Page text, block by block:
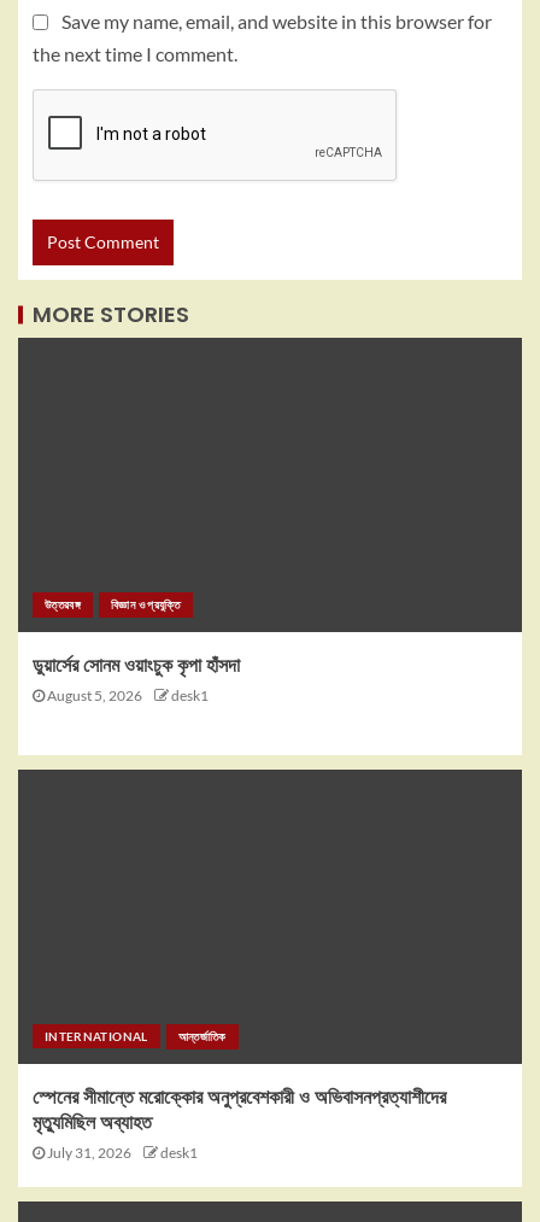
Save my name, email, and website in this browser for
the next time I comment.
MORE STORIES
উত্তরবঙ্গ বিজ্ঞান ও প্রযুক্তি
ডুয়ার্সের সোনম ওয়াংচুক কৃপা হাঁসদা
August 5, 2026 desk1
INTERNATIONAL আন্তর্জাতিক
স্পেনের সীমান্তে মরোক্কোর অনুপ্রবেশকারী ও অভিবাসনপ্রত্যাশীদের
মৃত্যুমিছিল অব্যাহত
July 31, 2026 desk1